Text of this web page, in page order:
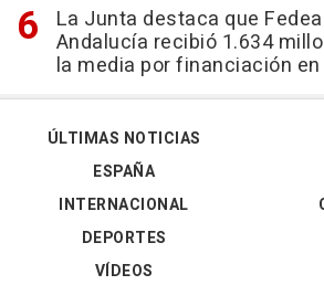
La Junta destaca que
Andalucía recibió 1.634
la media por financiación
ÚLTIMAS NOTICIAS
ESPAÑA
INTERNACIONAL
DEPORTES
VÍDEOS